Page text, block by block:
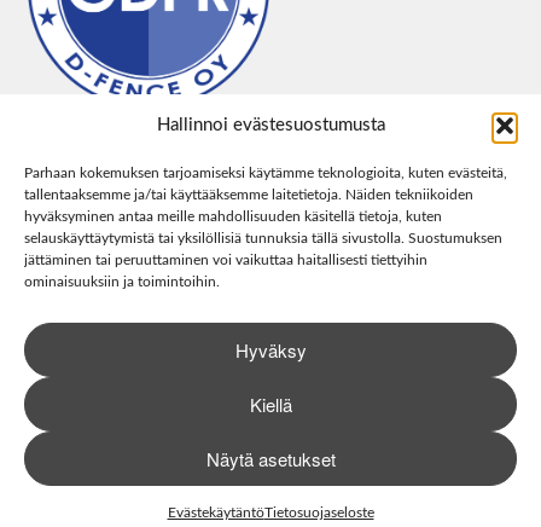
Hallinnoi evästesuostumusta
Parhaan kokemuksen tarjoamiseksi käytämme teknologioita, kuten evästeitä,
tallentaaksemme ja/tai käyttääksemme laitetietoja. Näiden tekniikoiden
hyväksyminen antaa meille mahdollisuuden käsitellä tietoja, kuten
selauskäyttäytymistä tai yksilöllisiä tunnuksia tällä sivustolla. Suostumuksen
jättäminen tai peruuttaminen voi vaikuttaa haitallisesti tiettyihin
ominaisuuksiin ja toimintoihin.
Hyväksy
Kiellä
Näytä asetukset
EvästekäytäntöTietosuojaseloste
0